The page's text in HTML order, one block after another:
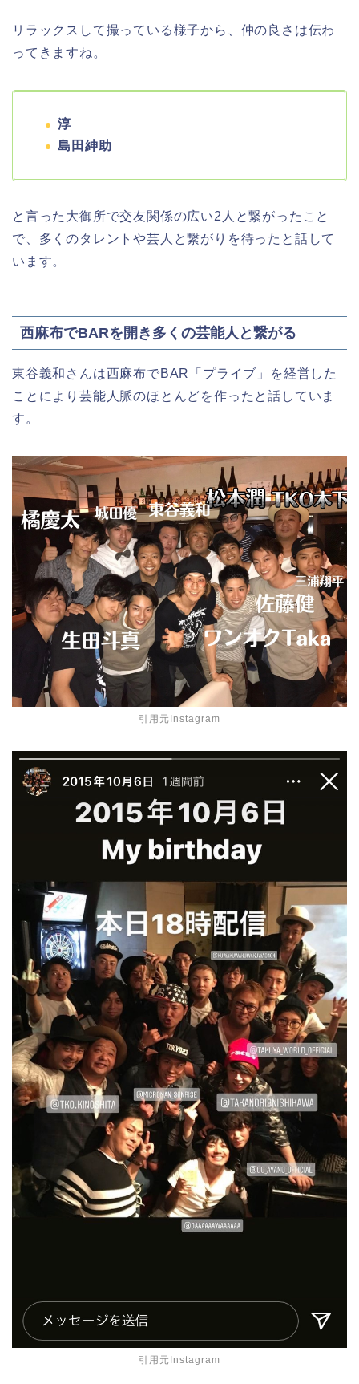
リラックスして撮っている様子から、仲の良さは伝わ
ってきますね。
淳
島田紳助
と言った大御所で交友関係の広い2人と繋がったこと
で、多くのタレントや芸人と繋がりを待ったと話して
います。
西麻布でBARを開き多くの芸能人と繋がる
東谷義和さんは西麻布でBAR「プライブ」を経営した
ことにより芸能人脈のほとんどを作ったと話していま
す。
引用元Instagram
引用元Instagram